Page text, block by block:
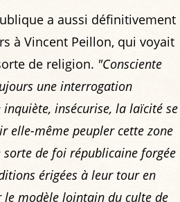
a aussi définitivement
à Vincent Peillon, qui voyait
de religion. "Consciente
une interrogation
insécurise, la laïcité se
elle-même peupler cette zone
sorte de foi républicaine forgée
érigées à leur tour en
le modèle lointain du culte de